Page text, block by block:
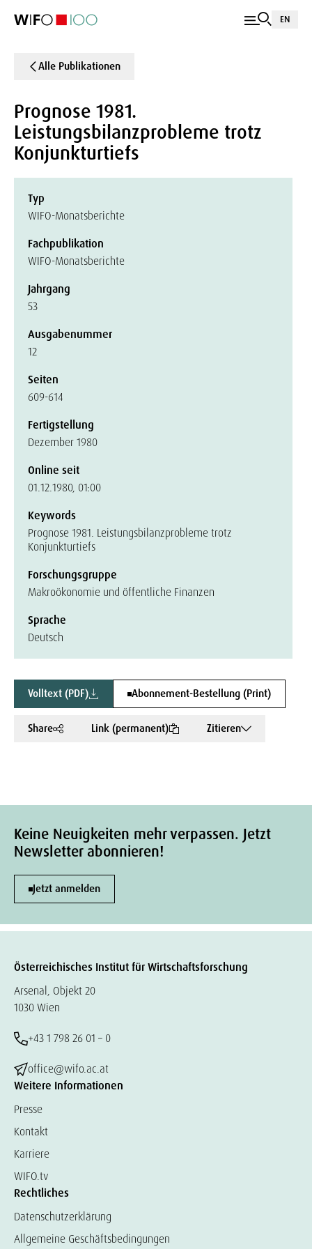
EN
Alle Publikationen
Prognose 1981.
Leistungsbilanzprobleme trotz
Konjunkturtiefs
Typ
WIFO-Monatsberichte
Fachpublikation
WIFO-Monatsberichte
Jahrgang
53
Ausgabenummer
12
Seiten
609-614
Fertigstellung
Dezember 1980
Online seit
01.12.1980, 01:00
Keywords
Prognose 1981. Leistungsbilanzprobleme trotz
Konjunkturtiefs
Forschungsgruppe
Makroökonomie und öffentliche Finanzen
Sprache
Deutsch
Volltext (PDF) Abonnement-Bestellung (Print)
Share Link (permanent) Zitieren
Keine Neuigkeiten mehr verpassen. Jetzt
Newsletter abonnieren!
Jetzt anmelden
Österreichisches Institut für Wirtschaftsforschung
Arsenal, Objekt 20
1030 Wien
+43 1 798 26 01 – 0
office@wifo.ac.at
Weitere Informationen
Presse
Kontakt
Karriere
WIFO.tv
Rechtliches
Datenschutzerklärung
Allgemeine Geschäftsbedingungen